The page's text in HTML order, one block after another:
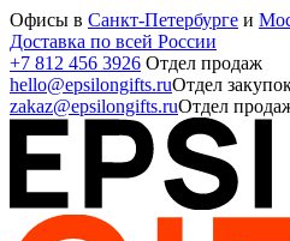
Офисы в Санкт-Петербурге и
Доставка по всей России
+7 812 456 3926 Отдел продаж
hello@epsilongifts.ruОтдел
zakaz@epsilongifts.ruОтдел